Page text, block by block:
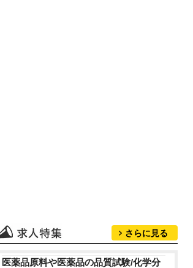
さらに見る
医薬品原料や医薬品の品質試験/化学分